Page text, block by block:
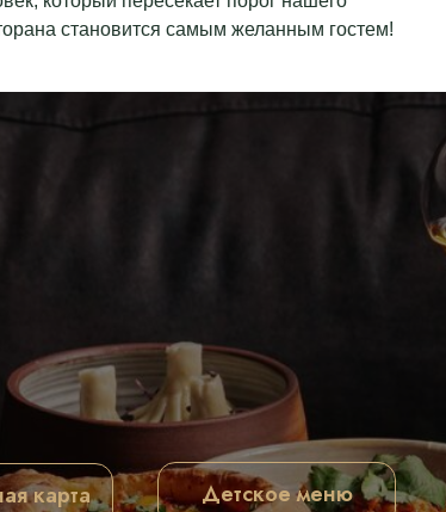
становится самым желанным гостем!
карта Детское меню